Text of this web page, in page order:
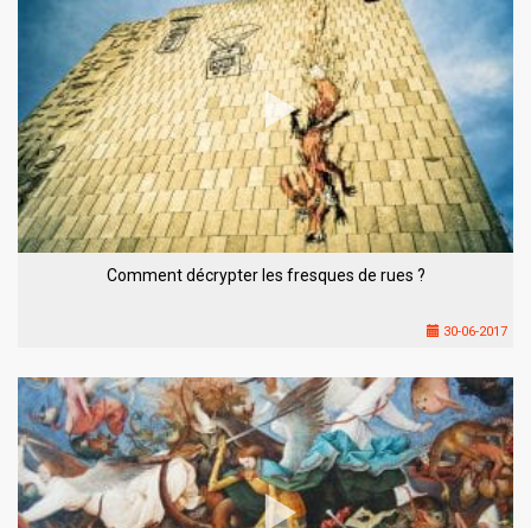
Comment décrypter les fresques de rues ?
30-06-2017